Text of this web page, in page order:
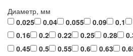
Диаметр, мм
0.025
0.04 0.055 0.09 0.1
0.16
0.2 0.22 0.25 0.28
0.45
0.5 0.55 0.6 0.63